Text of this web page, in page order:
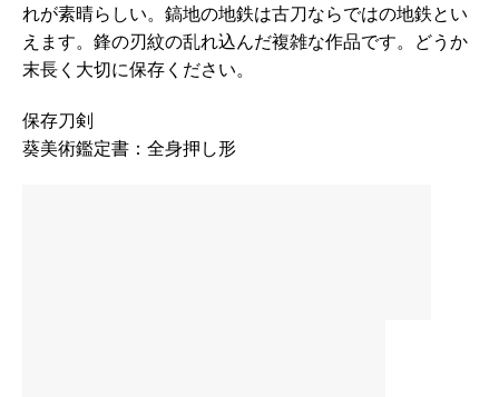
れが素晴らしい。鎬地の地鉄は古刀ならではの地鉄とい
えます。鋒の刃紋の乱れ込んだ複雑な作品です。どうか
末長く大切に保存ください。
保存刀剣
葵美術鑑定書：全身押し形